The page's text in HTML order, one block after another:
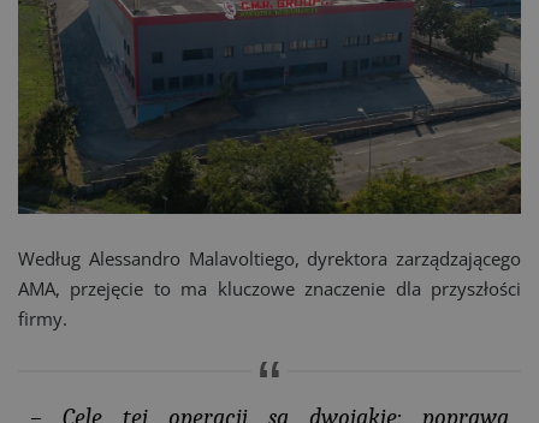
Według Alessandro Malavoltiego, dyrektora zarządzającego
AMA, przejęcie to ma kluczowe znaczenie dla przyszłości
firmy.